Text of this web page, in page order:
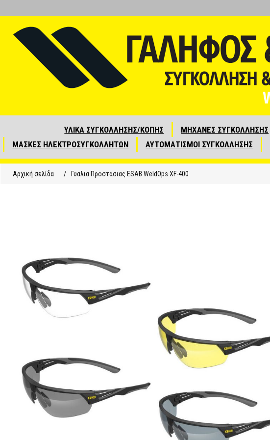
ΥΛΙΚΑ ΣΥΓΚΟΛΛΗΣΗΣ/ΚΟΠΗΣ ΜΗΧΑΝΕΣ ΣΥΓΚΟΛΛΗΣΗΣ
ΜΑΣΚΕΣ ΗΛΕΚΤΡΟΣΥΓΚΟΛΛΗΤΩΝ
ΑΥΤΟΜΑΤΙΣΜΟΙ ΣΥΓΚΟΛΛΗΣΗΣ
Αρχική σελίδα / Γυαλια Προστασιας ESAB WeldOps XF-400